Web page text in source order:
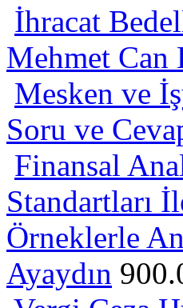
İhracat
Mehmet Can
Mesken ve
Soru ve
Finansal
Standartları
Örneklerle
Ayaydın